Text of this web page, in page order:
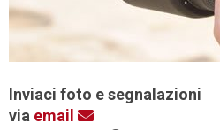
Inviaci foto e segnalazioni
via email